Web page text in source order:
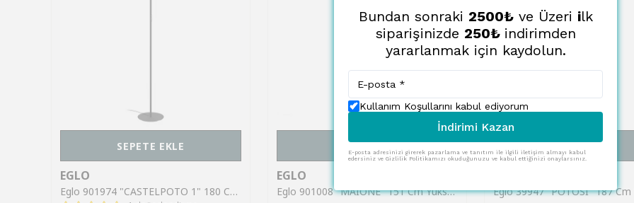
SEPETE EKLE
EGLO
Eglo 901974 "CASTELPOTO 1" 180 Cm Yüksekliğinde Siyah Çelik Dokunmatik Köşe Lambası Lambader
SEPETE EKLE
EGLO
Eglo 901008 "MAIONE" 151 Cm Yüksekliğinde Çelik Köşe Lambası Lambader
SEPETE EKLE
Bundan sonraki 2500₺ve Üzeri ilk
siparişinizde 250₺ indirimden
yararlanmak için kaydolun.
Kullanım Koşullarını kabul ediyorum
İndirimi Kazan
E-posta adresinizi girerek pazarlama ve tanıtım ile ilgili iletişim almayı kabul
edersiniz ve Gizlilik Politikamızı okuduğunuzu ve kabul ettiğinizi onaylarsınız.